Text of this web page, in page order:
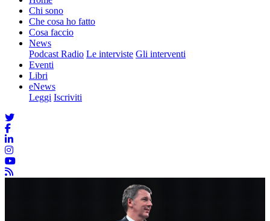
Chi sono
Che cosa ho fatto
Cosa faccio
News
Podcast Radio Le interviste Gli interventi
Eventi
Libri
eNews
Leggi Iscriviti